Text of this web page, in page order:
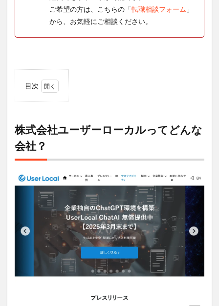
ご希望の方は、こちらの「転職相談フォーム 」
から、お気軽にご相談ください。
目次
ユー
ザー
ロー
カル
って
な会
社？
ユー
株式会社ユーザーローカルってどんな
会社？